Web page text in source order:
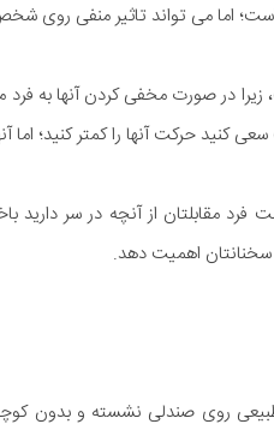
اما می تواند تاثیر منفی روی
در صورت مخفی کردن آنها به فرد
کنید حرکت آنها را کمتر کنید؛ اما
مقابلتان از آنچه در سر دارید
سخنانتان اهمیت دهد.
روی صندلی نشسته و